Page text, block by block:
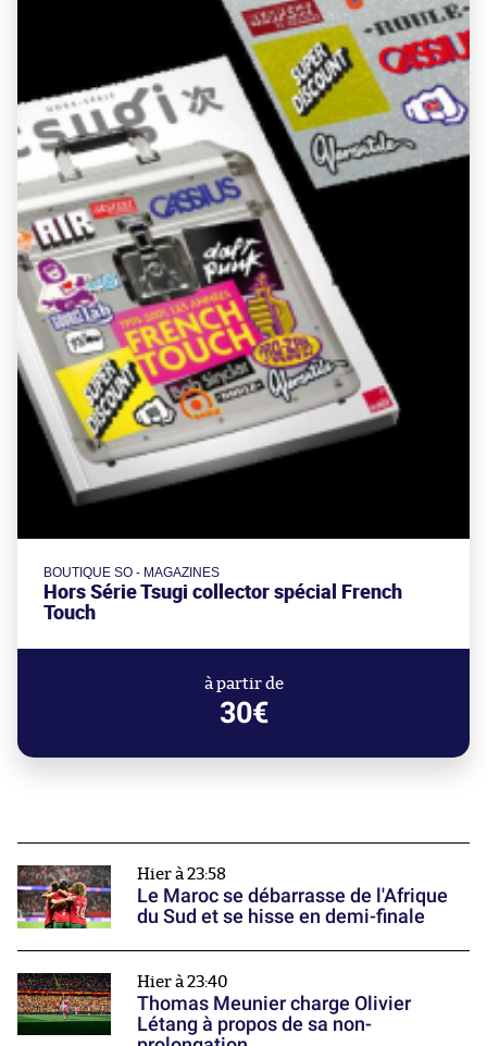
BOUTIQUE SO - MAGAZINES
Hors Série Tsugi collector spécial French
Touch
à partir de
30€
Hier à 23:58
Le Maroc se débarrasse de l'Afrique
du Sud et se hisse en demi-finale
Hier à 23:40
Thomas Meunier charge Olivier
Létang à propos de sa non-